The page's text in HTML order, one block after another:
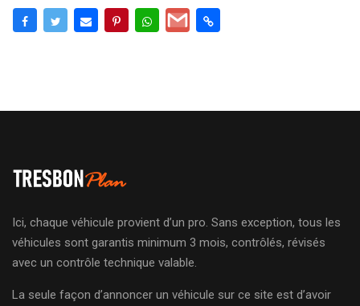
Ici, chaque véhicule provient d’un pro. Sans exception, tous les
véhicules sont garantis minimum 3 mois, contrôlés, révisés
avec un contrôle technique valable.
La seule façon d’annoncer un véhicule sur ce site est d’avoir